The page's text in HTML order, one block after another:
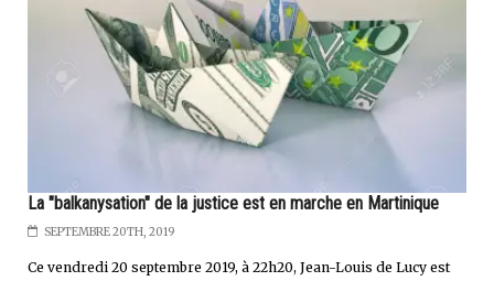
La "balkanysation" de la justice est en marche en Martinique
SEPTEMBRE 20TH, 2019
Ce vendredi 20 septembre 2019, à 22h20, Jean-Louis de Lucy est